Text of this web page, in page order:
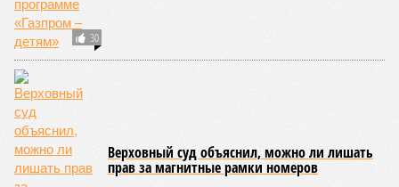
Еревану, а к гендиректору монополии Олегу Белозёрову.
По мнениюПашиняна
выходящего. Дескать, Ереван считает транспортную сеть
своей собственностью и теперь намерен просить за аренду
«железки» означенную сумму. При этом, как отмечают
эксперты, армянская сторона, выставляя этот счёт, не
раскрыла методику его калькуляции, то есть, получается,
взяла цифры с потолка. Отдельно стоит отметить, что
заключённый в 2008 году между Арменией и ОАО «РЖД»